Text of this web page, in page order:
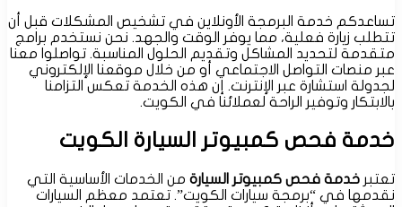
تساعدكم خدمة البرمجة الأونلاين في تشخيص المشكلات قبل أن
تتطلب زيارة فعلية، مما يوفر الوقت والجهد. نحن نستخدم برامج
متقدمة لتحديد المشاكل وتقديم الحلول المناسبة. تواصلوا معنا
عبر منصات التواصل الاجتماعي أو من خلال موقعنا الإلكتروني
لجدولة استشارة عبر الإنترنت. إن هذه الخدمة تعكس التزامنا
بالابتكار وتوفير الراحة لعملائنا في الكويت.
خدمة فحص كمبيوتر السيارة الكويت
تعتبر خدمة فحص كمبيوتر السيارة من الخدمات الأساسية التي
نقدمها في “برمجة سيارات الكويت”. تعتمد معظم السيارات